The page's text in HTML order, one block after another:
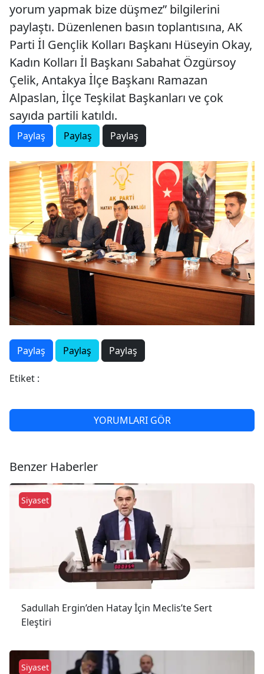
yorum yapmak bize düşmez” bilgilerini
paylaştı. Düzenlenen basın toplantısına, AK
Parti İl Gençlik Kolları Başkanı Hüseyin Okay,
Kadın Kolları İl Başkanı Sabahat Özgürsoy
Çelik, Antakya İlçe Başkanı Ramazan
Alpaslan, İlçe Teşkilat Başkanları ve çok
sayıda partili katıldı.
Paylaş Paylaş Paylaş
Paylaş Paylaş Paylaş
Etiket :
YORUMLARI GÖR
Benzer Haberler
Sadullah Ergin’den Hatay İçin Meclis’te Sert
Eleştiri
Siyaset
Siyaset